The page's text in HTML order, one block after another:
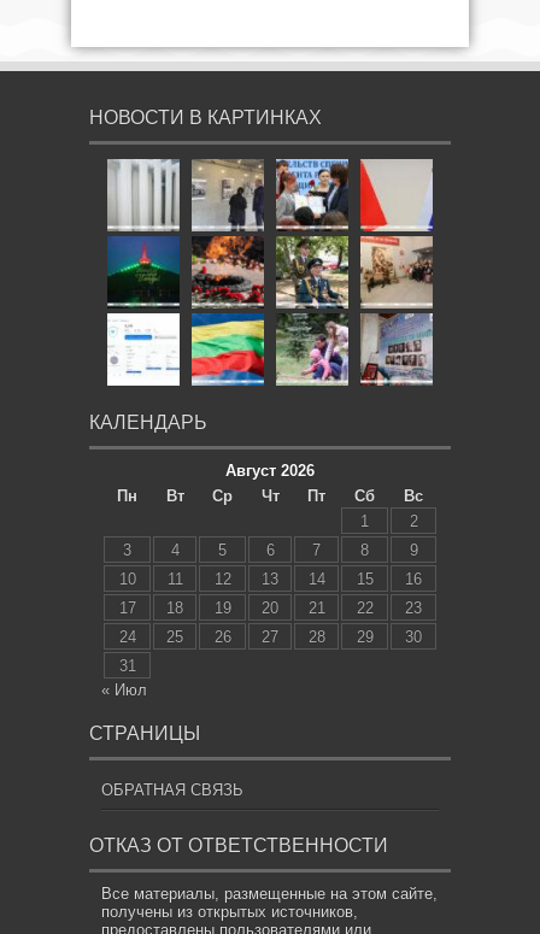
НОВОСТИ В КАРТИНКАХ
КАЛЕНДАРЬ
Август 2026
Пн
Вт Ср Чт Пт Сб
Вс
1
2
3
4 5 6 7 8
9
10
11 12 13 14 15
16
17
18 19 20 21 22
23
24
25 26 27 28 29
30
31
« Июл
СТРАНИЦЫ
ОБРАТНАЯ СВЯЗЬ
ОТКАЗ ОТ ОТВЕТСТВЕННОСТИ
Все материалы, размещенные на этом сайте,
получены из открытых источников,
предоставлены пользователями или